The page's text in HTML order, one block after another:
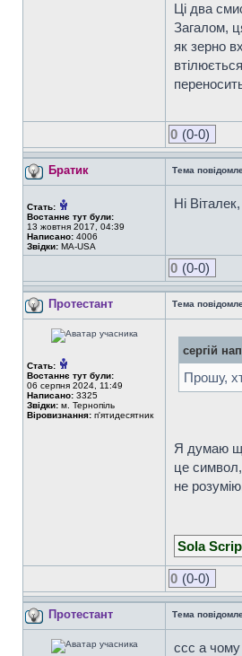
Ці два
Загалом,
як зерно
0 (0-0)
Братик Тема
Стать:
Востаннє тут були:
13 жовтня 2017, 04:39
Написано: 4006
Звідки: MA-USA
Ні
0 (0-0)
Протестант Тема
Стать:
Востаннє тут були:
06 серпня 2024, 11:49
Написано: 3325
Звідки: м. Тернопіль
Віровизнання: п'ятидесятник
сергій
Прошу,
Я думаю
це символ,
не
Sola
0 (0-0)
Протестант Тема
ссс а чому